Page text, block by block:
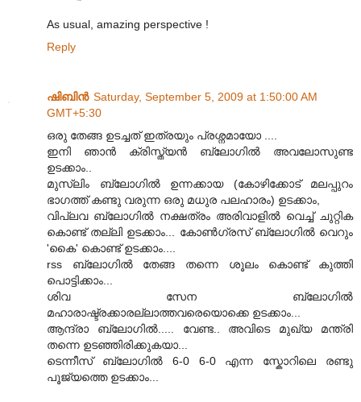
As usual, amazing perspective !
Reply
ഷിബിന്‍ Saturday, September 5, 2009 at 1:50:00 AM
GMT+5:30
ഒരു തേങ്ങ ഉടച്ചത് ഇത്രയും പ്രശ്നമായോ ....
ഇനി ഞാന്‍ ക്രിസ്ത്യന്‍ ബ്ലോഗില്‍ അവലോസുണ്ട
ഉടക്കാം..
മുസ്ലിം ബ്ലോഗില്‍ ഉന്നക്കായ (കോഴിക്കോട് മലപ്പുറം
ഭാഗത്ത് കണ്ടു വരുന്ന ഒരു മധുര പലഹാരം) ഉടക്കാം,
വിപ്ലവ ബ്ലോഗില്‍ നക്ഷത്രം അരിവാളില്‍ വെച്ച് ചുറ്റിക
കൊണ്ട് തല്ലി ഉടക്കാം... കോണ്‍ഗ്രസ്‌ ബ്ലോഗില്‍ വെറും
'കൈ' കൊണ്ട് ഉടക്കാം....
rss ബ്ലോഗില്‍ തേങ്ങ തന്നെ ശൂലം കൊണ്ട് കുത്തി
പൊട്ടിക്കാം...
ശിവ സേന ബ്ലോഗില്‍
മഹാരാഷ്ട്രക്കാരല്ലാത്തവരെയൊക്കെ ഉടക്കാം...
ആന്ദ്രാ ബ്ലോഗില്‍..... വേണ്ട.. അവിടെ മുഖ്യ മന്ത്രി
തന്നെ ഉടഞ്ഞിരിക്കുകയാ...
ടെന്നീസ് ബ്ലോഗില്‍ 6-0 6-0 എന്ന സ്കോറിലെ രണ്ടു
പൂജ്യത്തെ ഉടക്കാം...